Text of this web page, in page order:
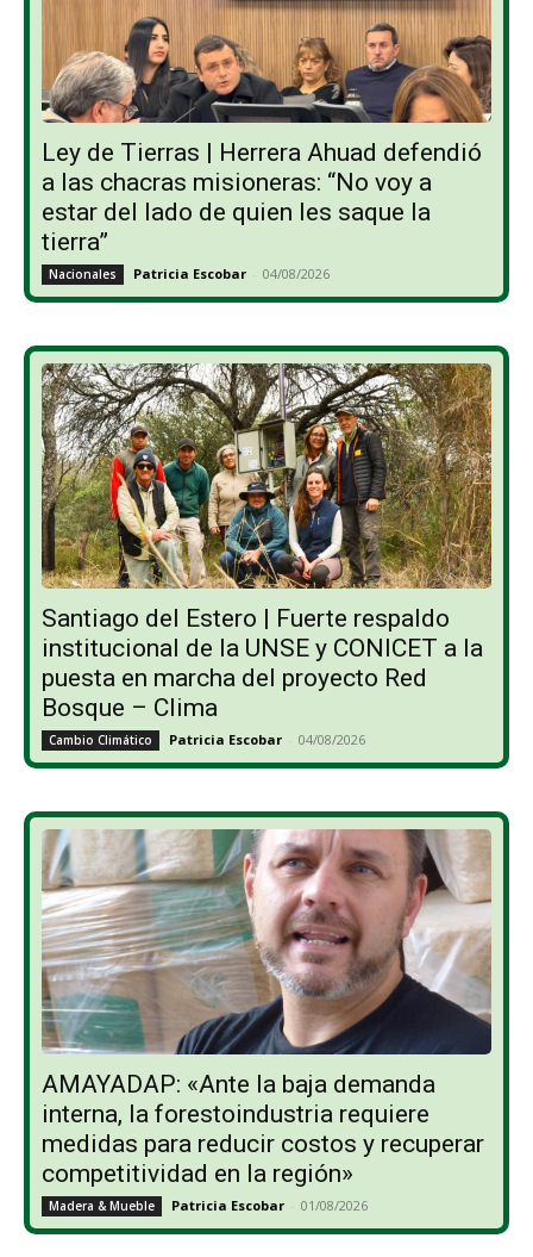
Ley de Tierras | Herrera Ahuad defendió
a las chacras misioneras: “No voy a
estar del lado de quien les saque la
tierra”
Nacionales Patricia Escobar - 04/08/2026
Santiago del Estero | Fuerte respaldo
institucional de la UNSE y CONICET a la
puesta en marcha del proyecto Red
Bosque – Clima
Cambio Climático Patricia Escobar - 04/08/2026
AMAYADAP: «Ante la baja demanda
interna, la forestoindustria requiere
medidas para reducir costos y recuperar
competitividad en la región»
Madera & Mueble Patricia Escobar - 01/08/2026